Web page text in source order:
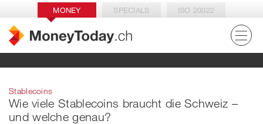
MONEY SPECIALS ISO 20022
Stablecoins
Wie viele Stablecoins braucht die Schweiz –
und welche genau?